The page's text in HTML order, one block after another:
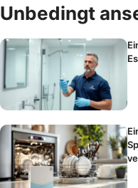
Unbedingt